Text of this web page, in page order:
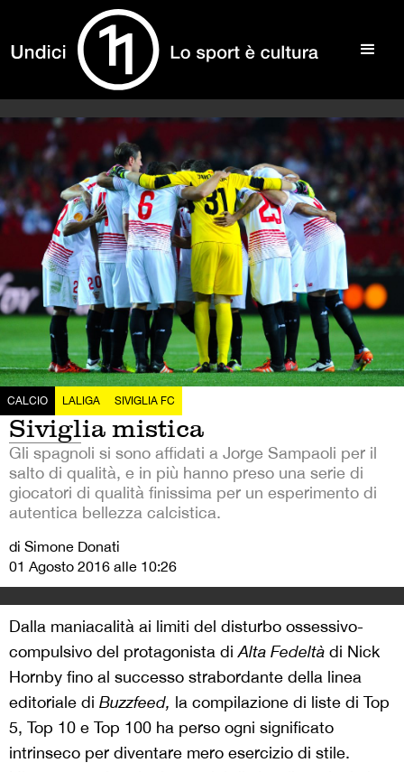
CALCIO LALIGA SIVIGLIA FC
Siviglia mistica
Gli spagnoli si sono affidati a Jorge Sampaoli per il
salto di qualità, e in più hanno preso una serie di
giocatori di qualità finissima per un esperimento di
autentica bellezza calcistica.
di Simone Donati
01 Agosto 2016 alle 10:26
Dalla maniacalità ai limiti del disturbo ossessivo-
compulsivo del protagonista diAlta Fedeltà di Nick
Hornby fino al successo strabordante della linea
editoriale di Buzzfeed, la compilazione di liste di Top
5, Top 10 e Top 100 ha perso ogni significato
intrinseco per diventare mero esercizio di stile.